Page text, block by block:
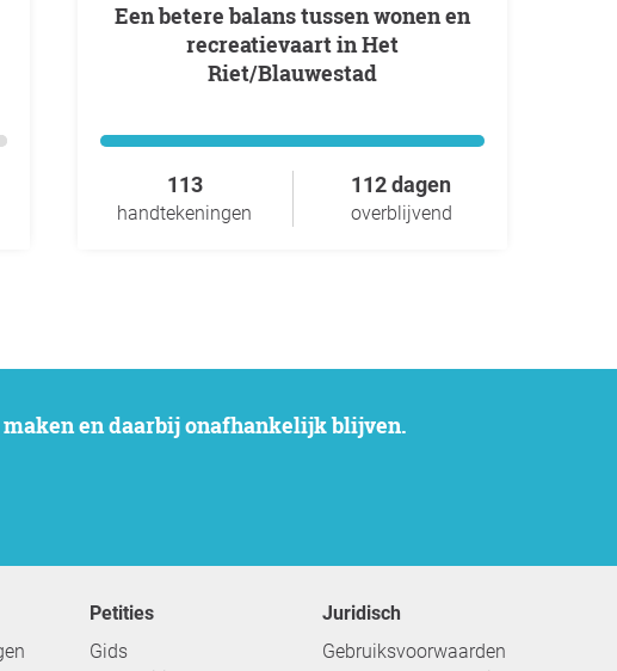
Een betere balans tussen wonen en
recreatievaart in Het
Riet/Blauwestad
113
handtekeningen
112 dagen
overblijvend
en daarbij onafhankelijk blijven.
Petities
Gids
Juridisch
Gebruiksvoorwaarden